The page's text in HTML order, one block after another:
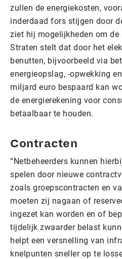
zullen de energiekosten,
inderdaad fors stijgen door
ziet hij mogelijkheden om de
Straten stelt dat door het
benutten, bijvoorbeeld via
energieopslag, -opwekking
miljard euro bespaard kan
de energierekening voor
betaalbaar te houden.
Contracten
“Netbeheerders kunnen
spelen door nieuwe
zoals groepscontracten en
moeten zij nagaan of
ingezet kan worden en of
tijdelijk zwaarder belast
helpt een versnelling van
knelpunten sneller op te